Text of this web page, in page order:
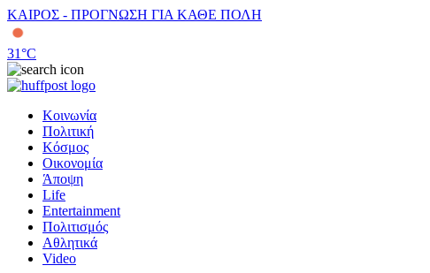
ΚΑΙΡΟΣ - ΠΡΟΓΝΩΣΗ ΓΙΑ ΚΑΘΕ ΠΟΛΗ
31°C
Κοινωνία
Πολιτική
Κόσμος
Οικονομία
Άποψη
Life
Entertainment
Πολιτισμός
Αθλητικά
Video